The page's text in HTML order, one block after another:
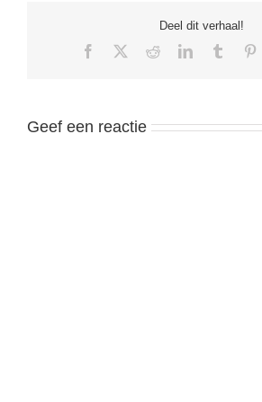
Deel dit verhaal!
Facebook RedditLinkedInTumblr
Geef een reactie